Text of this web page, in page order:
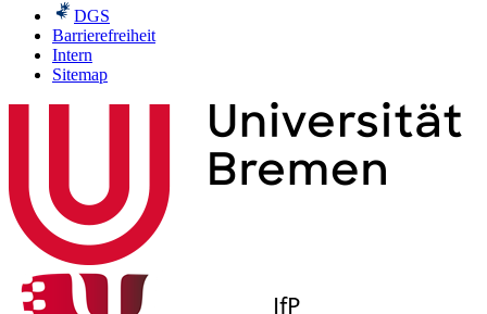
DGS
Barrierefreiheit
Intern
Sitemap